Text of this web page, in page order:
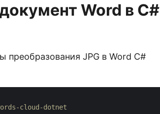
Word в C#
преобразования JPG в Word C#
cloud-dotnet